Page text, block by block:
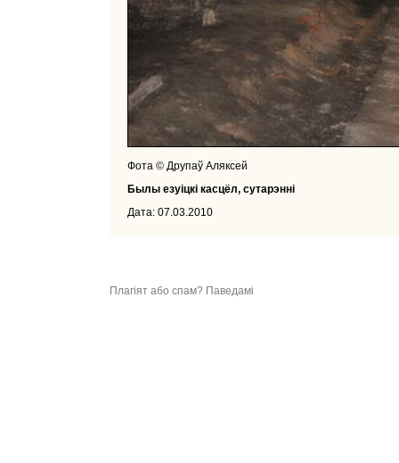
Фота © Друпаў Аляксей
Былы езуіцкі касцёл, сутарэнні
Дата: 07.03.2010
Плагіят або спам? Паведамі